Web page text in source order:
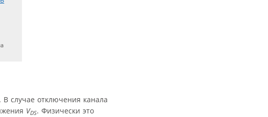
случае отключения канала
VDS. Физически это